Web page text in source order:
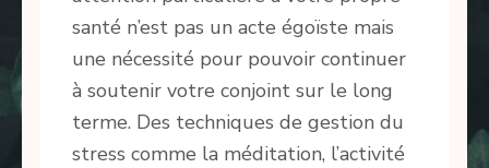
santé n’est pas un acte égoïste mais
une nécessité pour pouvoir continuer
à soutenir votre conjoint sur le long
terme. Des techniques de gestion du
stress comme la méditation, l’activité